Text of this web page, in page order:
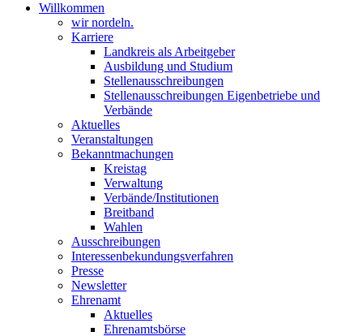
Willkommen
wir nordeln.
Karriere
Landkreis als Arbeitgeber
Ausbildung und Studium
Stellenausschreibungen
Stellenausschreibungen Eigenbetriebe und
Verbände
Aktuelles
Veranstaltungen
Bekanntmachungen
Kreistag
Verwaltung
Verbände/Institutionen
Breitband
Wahlen
Ausschreibungen
Interessen­bekundungsverfahren
Presse
Newsletter
Ehrenamt
Aktuelles
Ehrenamtsbörse